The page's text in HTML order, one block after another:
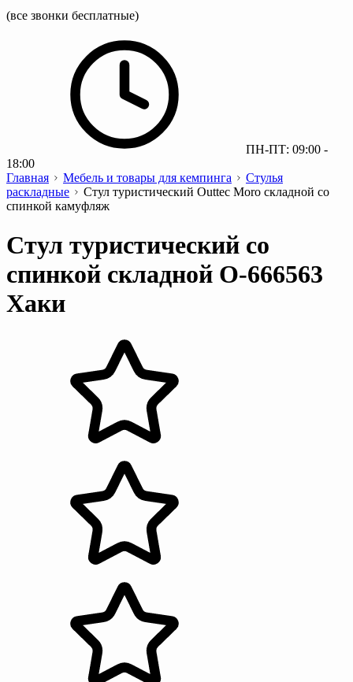
(все звонки бесплатные)
ПН-ПТ: 09:00 -
18:00
Главная
Мебель и товары для кемпинга
Стулья
раскладные
Стул туристический Outtec Moro складной со
спинкой камуфляж
Стул туристический со
спинкой складной O-666563
Хаки